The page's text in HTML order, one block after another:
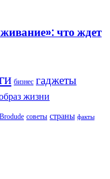
что ждет
бизнес гаджеты
жизни
советы страны факты